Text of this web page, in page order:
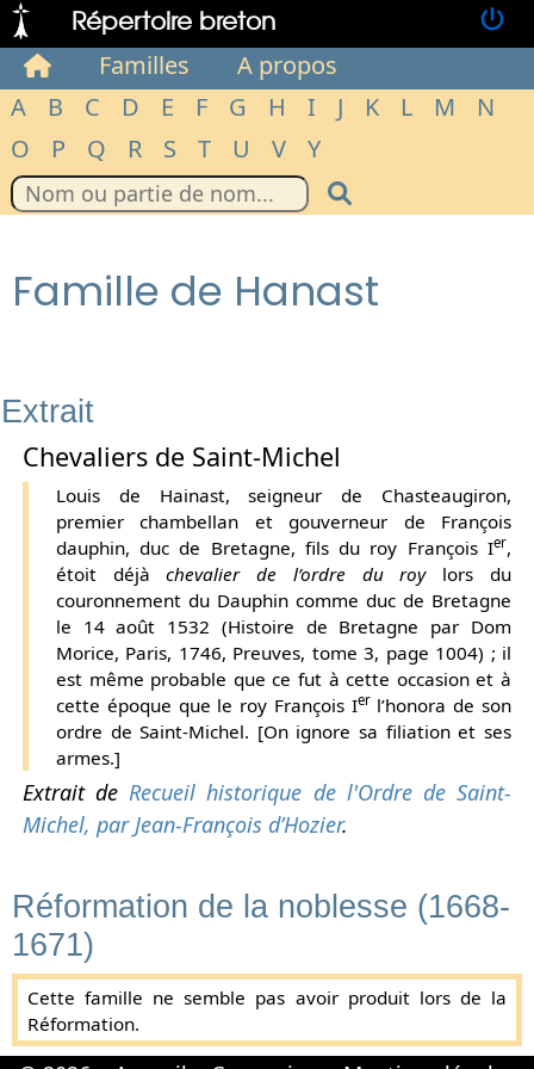
Répertoire breton
Familles
A propos
A
B C D E F G H I J K L M
N
O
P Q R S T U V Y
Famille de Hanast
Extrait
Chevaliers de Saint-Michel
Louis de Hainast, seigneur de Chasteaugiron,
premier chambellan et gouverneur de François
dauphin, duc de Bretagne, fils du roy François Ier,
étoit déjàchevalier de l’ordre du roylors du
couronnement du Dauphin comme duc de Bretagne
le 14 août 1532 (Histoire de Bretagne par Dom
Morice, Paris, 1746, Preuves, tome 3, page 1004) ; il
est même probable que ce fut à cette occasion et à
cette époque que le roy François Ierl’honora de son
ordre de Saint-Michel. [On ignore sa filiation et ses
armes.]
Extrait de Recueil historique de l'Ordre de Saint-
Michel, par Jean-François d’Hozier.
Réformation de la noblesse (1668-
1671)
Cette famille ne semble pas avoir produit lors de la
Réformation.